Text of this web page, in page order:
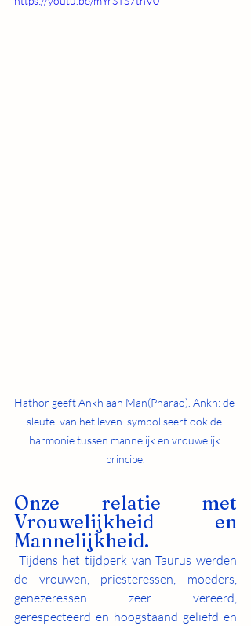
Hathor geeft Ankh aan Man(Pharao). Ankh: de
sleutel van het leven. symboliseert ook de
harmonie tussen mannelijk en vrouwelijk
principe.
Onze relatie met
Vrouwelijkheid en
Mannelijkheid.
de vrouwen, priesteressen, moeders,
genezeressen zeer vereerd,
gerespecteerd en hoogstaand geliefd en